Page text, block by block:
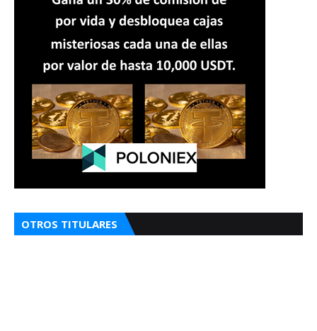
OTROS TITULARES